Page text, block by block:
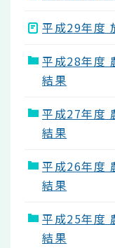
平成29年度
平成28年度
結果
平成27年度
結果
平成26年度
結果
平成25年度
結果